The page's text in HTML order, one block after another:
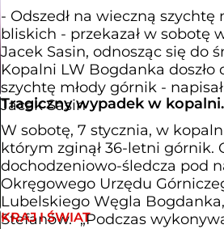
- Odszedł na wieczną
bliskich - przekazał w
Jacek Sasin, odnosząc się
Kopalni LW Bogdanka
szychtę młody górnik -
Jacek Sasin
Tragiczny wypadek w
W sobotę, 7 stycznia, w
którym zginął 36-letni górnik.
dochodzeniowo-śledcza pod
Okręgowego Urzędu
Lubelskiego Węgla
Stefanów. „Podczas
KRAJ I ŚWIAT